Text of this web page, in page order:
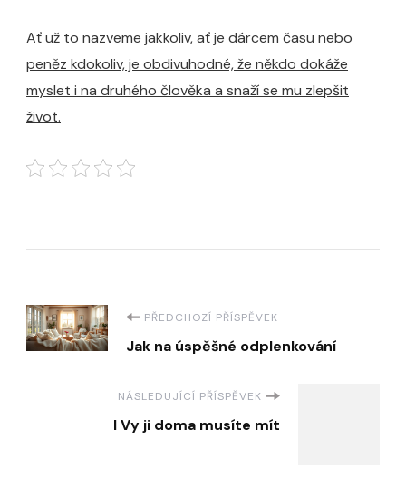
Ať už to nazveme jakkoliv, ať je dárcem času nebo
peněz kdokoliv, je obdivuhodné, že někdo dokáže
myslet i na druhého člověka a snaží se mu zlepšit
život.
NavigacePŘEDCHOZÍ PŘÍSPĚVEK
Jak na úspěšné odplenkování
NÁSLEDUJÍCÍ PŘÍSPĚVEK
I Vy ji doma musíte mít